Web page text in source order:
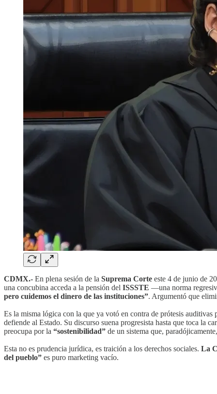
CDMX.- En plena sesión de la Suprema Corte este 4 de junio de
una concubina acceda a la pensión del ISSSTE —una norma
pero cuidemos el dinero de las instituciones”. Argumentó que
Es la misma lógica con la que ya votó en contra de prótesis auditivas
defiende al Estado. Su discurso suena progresista hasta que toca la
preocupa por la “sostenibilidad” de un sistema que,
Esta no es prudencia jurídica, es traición a los derechos sociales. La
del pueblo” es puro marketing vacío.